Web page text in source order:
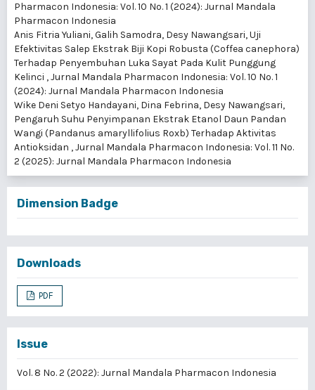
Pharmacon Indonesia: Vol. 10 No. 1 (2024): Jurnal Mandala
Pharmacon Indonesia
Anis Fitria Yuliani, Galih Samodra, Desy Nawangsari,Uji
Efektivitas Salep Ekstrak Biji Kopi Robusta (Coffea canephora)
Terhadap Penyembuhan Luka Sayat Pada Kulit Punggung
Kelinci ,Jurnal Mandala Pharmacon Indonesia: Vol. 10 No. 1
(2024): Jurnal Mandala Pharmacon Indonesia
Wike Deni Setyo Handayani, Dina Febrina, Desy Nawangsari,
Pengaruh Suhu Penyimpanan Ekstrak Etanol Daun Pandan
Wangi (Pandanus amaryllifolius Roxb) Terhadap Aktivitas
Antioksidan ,Jurnal Mandala Pharmacon Indonesia: Vol. 11 No.
2 (2025): Jurnal Mandala Pharmacon Indonesia
Dimension Badge
Downloads
PDF
Issue
Vol. 8 No. 2 (2022): Jurnal Mandala Pharmacon Indonesia